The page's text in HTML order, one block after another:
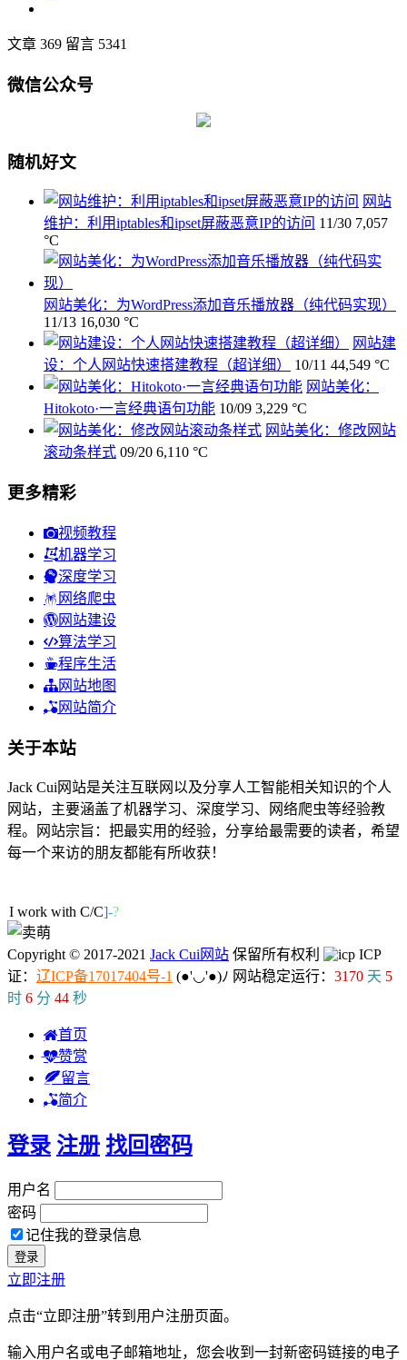
文章 369 留言 5341
微信公众号
随机好文
网站
维护：利用iptables和ipset屏蔽恶意IP的访问 11/30 7,057
°C
网站美化：为WordPress添加音乐播放器（纯代码实现）
11/13 16,030 °C
网站建
设：个人网站快速搭建教程（超详细）
10/11 44,549 °C
网站美化：
Hitokoto·一言经典语句功能 10/09 3,229 °C
网站美化：修改网站
滚动条样式 09/20 6,110 °C
更多精彩
视频教程
机器学习
深度学习
网络爬虫
网站建设
算法学习
程序生活
网站地图
网站简介
关于本站
Jack Cui网站是关注互联网以及分享人工智能相关知识的个人
网站，主要涵盖了机器学习、深度学习、网络爬虫等经验教
程。网站宗旨：把最实用的经验，分享给最需要的读者，希望
每一个来访的朋友都能有所收获！
I work with CkZDl
Copyright © 2017-2021 Jack Cui网站 保留所有权利
ICP
证： 辽ICP备17017404号-1 (●'◡'●)ﾉ 网站稳定运行： 3170 天 5
时 6 分 44 秒
首页
赞赏
留言
简介
登录 注册 找回密码
用户名
密码
记住我的登录信息
立即注册
点击“立即注册”转到用户注册页面。
输入用户名或电子邮箱地址，您会收到一封新密码链接的电子